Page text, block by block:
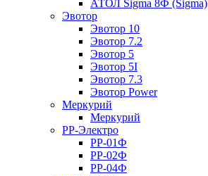
АТОЛ Sigma 8Ф (Sigma)
Эвотор
Эвотор 10
Эвотор 7.2
Эвотор 5
Эвотор 5I
Эвотор 7.3
Эвотор Power
Меркурий
Меркурий
РР-Электро
РР-01Ф
РР-02Ф
РР-04Ф